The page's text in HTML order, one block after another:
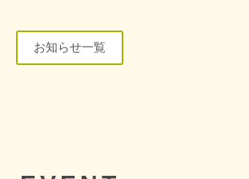
お知らせ一覧